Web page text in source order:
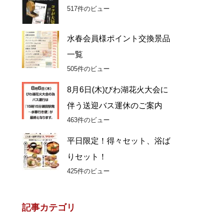
517件のビュー
水春会員様ポイント交換景品
一覧
505件のビュー
8月6日(木)びわ湖花火大会に
伴う送迎バス運休のご案内
463件のビュー
平日限定！得々セット、浴ば
りセット！
425件のビュー
記事カテゴリ